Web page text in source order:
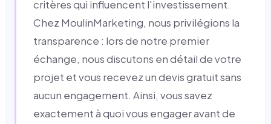
critères qui influencent l'investissement.
Chez MoulinMarketing, nous privilégions la
transparence : lors de notre premier
échange, nous discutons en détail de votre
projet et vous recevez un devis gratuit sans
aucun engagement. Ainsi, vous savez
exactement à quoi vous engager avant de